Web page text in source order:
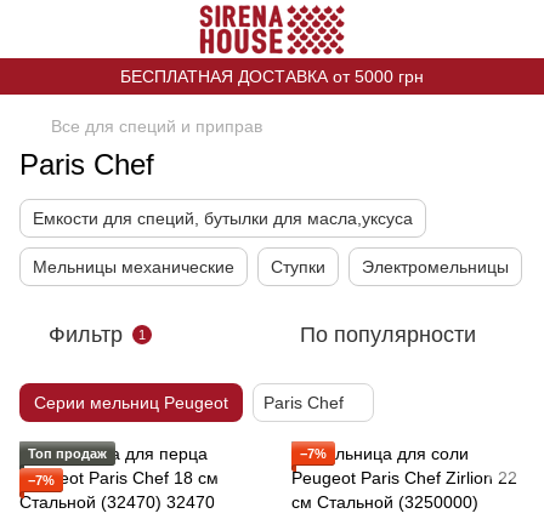
БЕСПЛАТНАЯ ДОСТАВКА от 5000 грн
Все для специй и приправ
Paris Chef
Емкости для специй, бутылки для масла,уксуса
Мельницы механические Ступки Электромельницы
Фильтр 1 По популярности
Серии мельниц Peugeot Paris Chef
Топ продаж
−7%
−7%